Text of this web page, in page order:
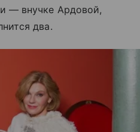
— внучке Ардовой,
два.